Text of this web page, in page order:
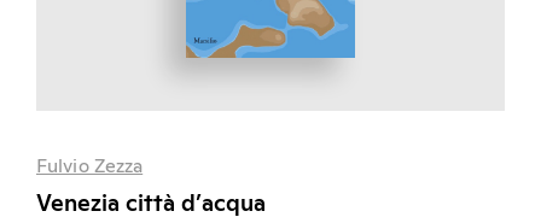
Fulvio Zezza
Venezia città d’acqua